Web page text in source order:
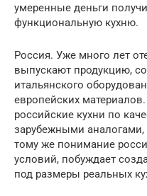
умеренные деньги
функциональную кухню.
Россия. Уже много лет
выпускают продукцию,
итальянского
европейских
российские кухни по
зарубежными аналогами,
тому же понимание
условий, побуждает
под размеры реальных